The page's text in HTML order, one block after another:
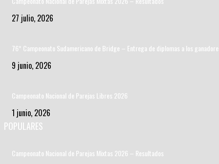
27 julio, 2026
76* Campeonato Sudamericano de Bridge – Entrega de diplomas a los
9 junio, 2026
Campeonato Nacional de Parejas Libres 2026
1 junio, 2026
POPULARES
Campeonato Nacional de Parejas Mixtas 2026 – Resultados